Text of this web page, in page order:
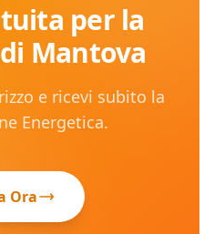
per la
Mantova
e ricevi subito la
Energetica.
Ora